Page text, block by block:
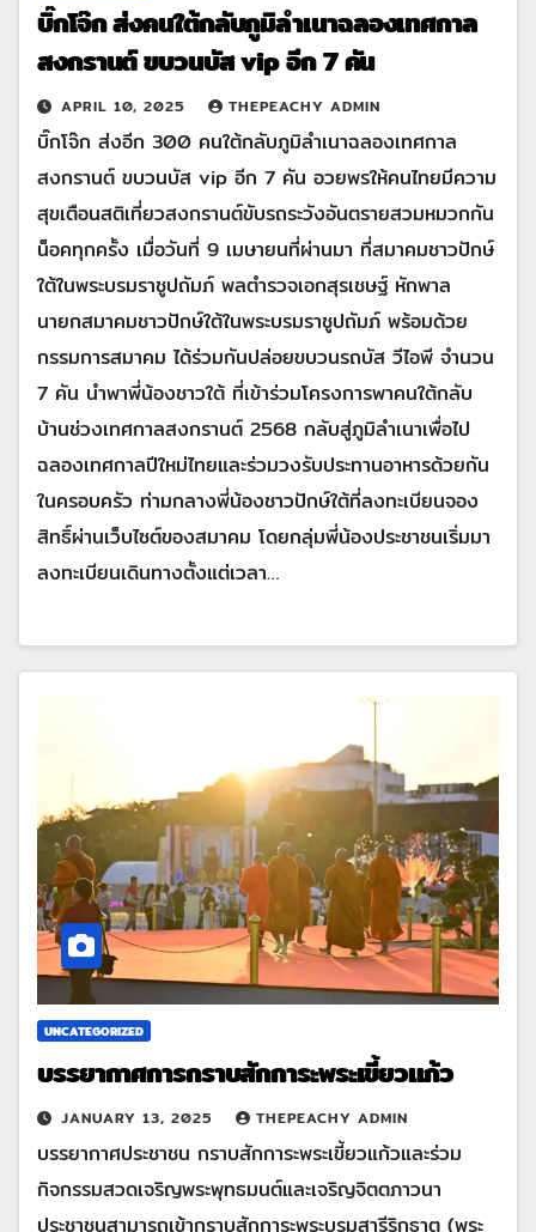
บิ๊กโจ๊ก ส่งคนใต้กลับภูมิลำเนาฉลองเทศกาล
สงกรานต์ ขบวนบัส vip อีก 7 คัน
APRIL 10, 2025 THEPEACHY ADMIN
บิ๊กโจ๊ก ส่งอีก 300 คนใต้กลับภูมิลำเนาฉลองเทศกาล
สงกรานต์ ขบวนบัส vip อีก 7 คัน อวยพรให้คนไทยมีความ
สุขเตือนสติเที่ยวสงกรานต์ขับรถระวังอันตรายสวมหมวกกัน
น็อคทุกครั้ง เมื่อวันที่ 9 เมษายนที่ผ่านมา ที่สมาคมชาวปักษ์
ใต้ในพระบรมราชูปถัมภ์ พลตำรวจเอกสุรเชษฐ์ หักพาล
นายกสมาคมชาวปักษ์ใต้ในพระบรมราชูปถัมภ์ พร้อมด้วย
กรรมการสมาคม ได้ร่วมกันปล่อยขบวนรถบัส วีไอพี จำนวน
7 คัน นำพาพี่น้องชาวใต้ ที่เข้าร่วมโครงการพาคนใต้กลับ
บ้านช่วงเทศกาลสงกรานต์ 2568 กลับสู่ภูมิลำเนาเพื่อไป
ฉลองเทศกาลปีใหม่ไทยและร่วมวงรับประทานอาหารด้วยกัน
ในครอบครัว ท่ามกลางพี่น้องชาวปักษ์ใต้ที่ลงทะเบียนจอง
สิทธิ์ผ่านเว็บไซต์ของสมาคม โดยกลุ่มพี่น้องประชาชนเริ่มมา
ลงทะเบียนเดินทางตั้งแต่เวลา…
UNCATEGORIZED
บรรยากาศการกราบสักการะพระเขี้ยวแก้ว
JANUARY 13, 2025 THEPEACHY ADMIN
บรรยากาศประชาชน กราบสักการะพระเขี้ยวแก้วและร่วม
กิจกรรมสวดเจริญพระพุทธมนต์และเจริญจิตตภาวนา
ประชาชนสามารถเข้ากราบสักการะพระบรมสารีริกธาตุ (พระ